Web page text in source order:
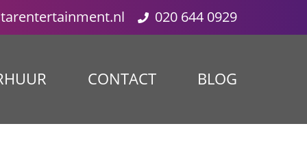
020 644 0929
CONTACT BLOG